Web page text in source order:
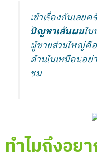
เข้าเรื่องกันเลย
ปัญหาเส้นผมใ
ผู้ชายส่วนใหญ่คือ
ด้านในเหมือนอ
ชม
ทำไมถึงอย